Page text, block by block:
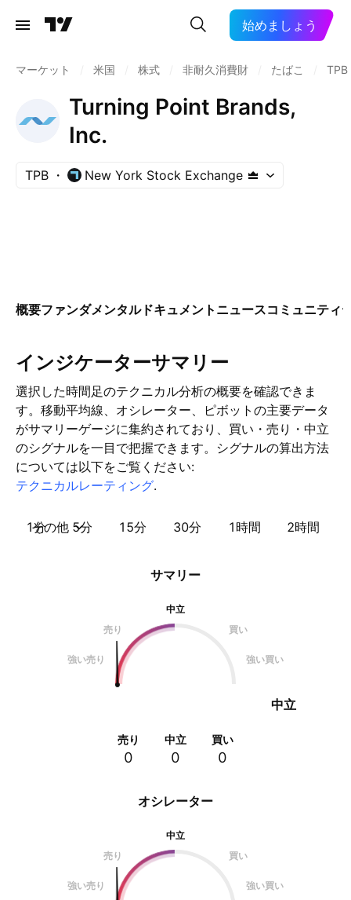
始めましょう
マーケット 米国 株式 非耐久消費財 たばこ TPB
Turning Point Brands,
Inc.
TPB New York Stock Exchange
概要ファンダメンタルドキュメント ニュースコミュニティ
インジケーターサマリー
選択した時間足のテクニカル分析の概要を確認できま
す。移動平均線、オシレーター、ピボットの主要データ
がサマリーゲージに集約されており、買い・売り・中立
のシグナルを一目で把握できます。シグナルの算出方法
については以下をご覧ください:
テクニカルレーティング.
1分 5分 15分 30分 1時間 2時間
その他
オシレーター
中立
売り
買い
強い売り 強い買い
サマリー
中立
売り
買い
強い売り 強い買い
中立
売り
0
中立
0
買い
0